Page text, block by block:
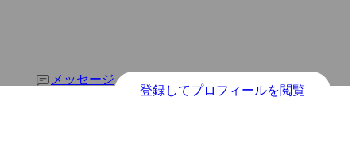
メッセージ
登録してプロフィールを閲覧